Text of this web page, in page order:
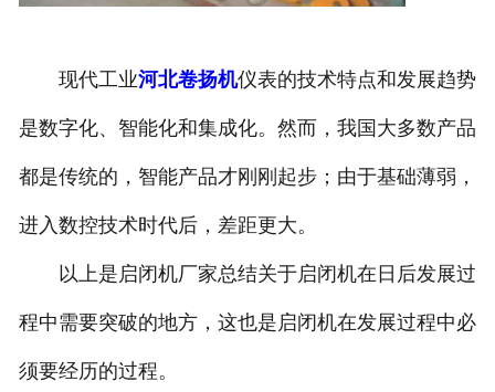
现代工业河北卷扬机仪表的技术特点和发展趋势
是数字化、智能化和集成化。然而，我国大多数产品
都是传统的，智能产品才刚刚起步；由于基础薄弱，
进入数控技术时代后，差距更大。
以上是启闭机厂家总结关于启闭机在日后发展过
程中需要突破的地方，这也是启闭机在发展过程中必
须要经历的过程。